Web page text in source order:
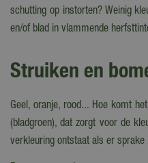
schutting op instorten? Weinig
en/of blad in vlammende
Struiken en
Geel, oranje, rood... Hoe komt
(bladgroen), dat zorgt voor de
verkleuring ontstaat als er sprake